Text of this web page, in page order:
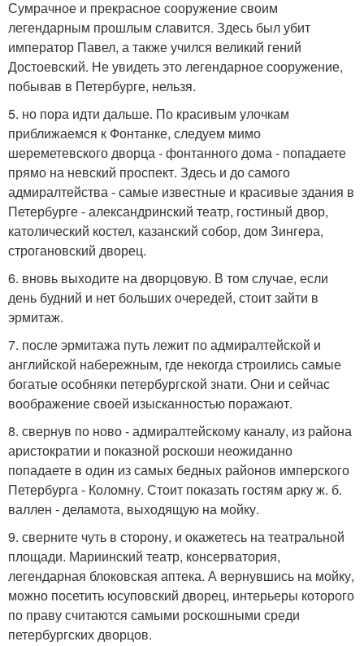
Сумрачное и прекрасное сооружение своим
легендарным прошлым славится. Здесь был убит
император Павел, а также учился великий гений
Достоевский. Не увидеть это легендарное сооружение,
побывав в Петербурге, нельзя.
5. но пора идти дальше. По красивым улочкам
приближаемся к Фонтанке, следуем мимо
шереметевского дворца - фонтанного дома - попадаете
прямо на невский проспект. Здесь и до самого
адмиралтейства - самые известные и красивые здания в
Петербурге - александринский театр, гостиный двор,
католический костел, казанский собор, дом Зингера,
строгановский дворец.
6. вновь выходите на дворцовую. В том случае, если
день будний и нет больших очередей, стоит зайти в
эрмитаж.
7. после эрмитажа путь лежит по адмиралтейской и
английской набережным, где некогда строились самые
богатые особняки петербургской знати. Они и сейчас
воображение своей изысканностью поражают.
8. свернув по ново - адмиралтейскому каналу, из района
аристократии и показной роскоши неожиданно
попадаете в один из самых бедных районов имперского
Петербурга - Коломну. Стоит показать гостям арку ж. б.
валлен - деламота, выходящую на мойку.
9. сверните чуть в сторону, и окажетесь на театральной
площади. Мариинский театр, консерватория,
легендарная блоковская аптека. А вернувшись на мойку,
можно посетить юсуповский дворец, интерьеры которого
по праву считаются самыми роскошными среди
петербургских дворцов.